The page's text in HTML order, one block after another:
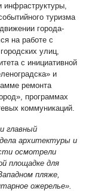
инфраструктуры,
туризма
города-
на работе с
улиц,
с инициативной
и
ремонта
программах
коммуникаций.
главный
архитектуры и
осмотрели
площадке для
пляже,
ожерелье».